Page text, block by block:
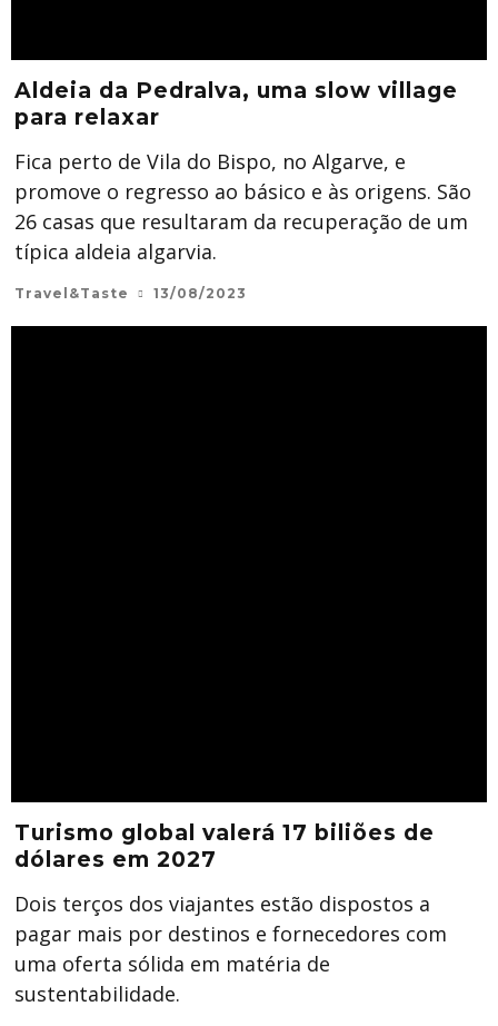
Aldeia da Pedralva, uma slow village
para relaxar
Fica perto de Vila do Bispo, no Algarve, e
promove o regresso ao básico e às origens. São
26 casas que resultaram da recuperação de um
típica aldeia algarvia.
Travel&Taste 13/08/2023
Turismo global valerá 17 biliões de
dólares em 2027
Dois terços dos viajantes estão dispostos a
pagar mais por destinos e fornecedores com
uma oferta sólida em matéria de
sustentabilidade.